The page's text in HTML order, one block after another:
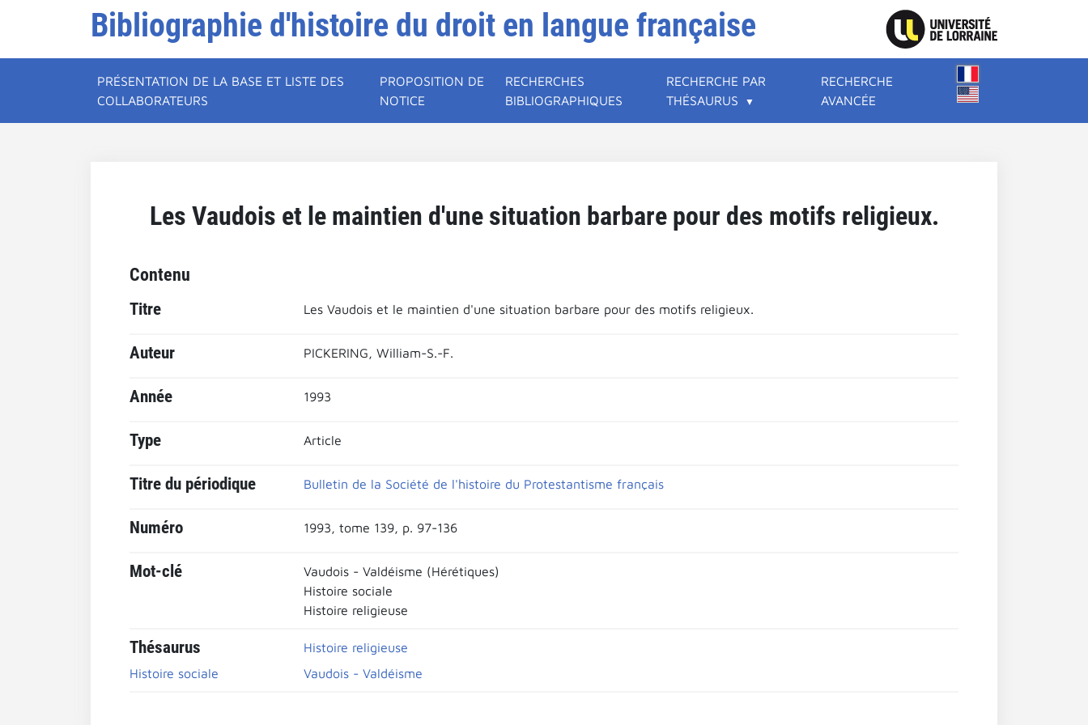
Bibliographie d'histoire du droit en langue française
PRÉSENTATION DE LA BASE ET LISTE DES
COLLABORATEURS
PROPOSITION DE
NOTICE
RECHERCHES
BIBLIOGRAPHIQUES
RECHERCHE PAR
THÉSAURUS
RECHERCHE
AVANCÉE
Les Vaudois et le maintien d'une situation barbare pour des motifs religieux.
Contenu
Titre Les Vaudois et le maintien d'une situation barbare pour des motifs religieux.
Auteur PICKERING, William-S.-F.
Année 1993
Type Article
Titre du périodique Bulletin de la Société de l'histoire du Protestantisme français
Numéro 1993, tome 139, p. 97-136
Mot-clé
Vaudois - Valdéisme (Hérétiques)
Histoire sociale
Histoire religieuse
Thésaurus
Histoire religieuse
Histoire sociale
Vaudois - Valdéisme